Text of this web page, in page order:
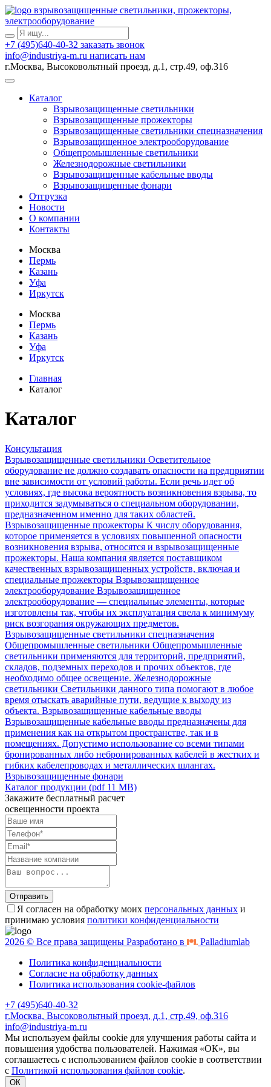
взрывозащищенные светильники, прожекторы,
электрооборудование
+7 (495)640-40-32 заказать звонок
info@industriya-m.ru написать нам
г.Москва, Высоковольтный проезд, д.1, стр.49, оф.316
Каталог
Взрывозащищенные светильники
Взрывозащищенные прожекторы
Взрывозащищенные светильники спецназначения
Взрывозащищенное электрооборудование
Общепромышленные светильники
Железнодорожные светильники
Взрывозащищенные кабельные вводы
Взрывозащищенные фонари
Отгрузка
Новости
О компании
Контакты
Москва
Пермь
Казань
Уфа
Иркутск
Москва
Пермь
Казань
Уфа
Иркутск
Главная
Каталог
Каталог
Консультация
Взрывозащищенные светильники Осветительное
оборудование не должно создавать опасности на предприятии
вне зависимости от условий работы. Если речь идет об
условиях, где высока вероятность возникновения взрыва, то
приходится задумываться о специальном оборудовании,
предназначенном именно для таких областей.
Взрывозащищенные прожекторы К числу оборудования,
которое применяется в условиях повышенной опасности
возникновения взрыва, относятся и взрывозащищенные
прожекторы. Наша компания является поставщиком
качественных взрывозащищенных устройств, включая и
специальные прожекторы Взрывозащищенное
электрооборудование Взрывозащищенное
электрооборудование — специальные элементы, которые
изготовлены так, чтобы их эксплуатация свела к минимуму
риск возгорания окружающих предметов.
Взрывозащищенные светильники спецназначения
Общепромышленные светильники Общепромышленные
светильники применяются для территорий, предприятий,
складов, подземных переходов и прочих объектов, где
необходимо общее освещение. Железнодорожные
светильники Светильники данного типа помогают в любое
время отыскать аварийные пути, ведущие к выходу из
объекта. Взрывозащищенные кабельные вводы
Взрывозащищенные кабельные вводы предназначены для
применения как на открытом пространстве, так и в
помещениях. Допустимо использование со всеми типами
бронированных либо небронированных кабелей в жестких и
гибких кабелепроводах и металлических шлангах.
Взрывозащищенные фонари
Каталог продукции (pdf 11 MB)
Закажите бесплатный расчет
освещенности проекта
Отправить
Я согласен на обработку моих персональных данных и
принимаю условия политики конфиденциальности
2026 © Все права защищены Разработано в
Palladiumlab
Политика конфиденциальности
Согласие на обработку данных
Политика использования cookie-файлов
+7 (495)640-40-32
г.Москва, Высоковольтный проезд, д.1, стр.49, оф.316
info@industriya-m.ru
Мы используем файлы cookie для улучшения работы сайта и
повышения удобства пользователей. Нажимая «ОК», вы
соглашаетесь с использованием файлов cookie в соответствии
с Политикой использования файлов cookie.
ОК